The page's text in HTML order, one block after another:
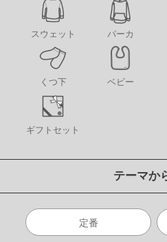
スウェット パーカ
くつ下 ベビー
ギフトセット
テーマか
定番